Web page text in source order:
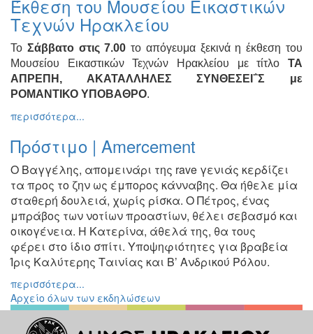
Ζωγραφική
Φωτογραφία
Τραγούδι
Μουσική
Κινηματογράφος
Χορός
Παζάρι
Ειδών
Συνέδρια
Ημερίδες
-
Διημερίδες
Σεμινάρια-
Διαλέξεις-
Ομιλίες
Διάφορες
Εκθέσεις
Έκθεση του Μουσείου Εικαστικών
Τεχνών Ηρακλείου
Το Σάββατο στις 7.00 το απόγευμα ξεκινά η έκθεση του
Μουσείου Εικαστικών Τεχνών Ηρακλείου με τίτλο ΤΑ
ΑΠΡΕΠΗ, ΑΚΑΤΑΛΛΗΛΕΣ ΣΥΝΘΕΣΕΙ΅Σ με
ΡΟΜΑΝΤΙΚΟ ΥΠΟΒΑΘΡΟ.
περισσότερα...
Πρόστιμο | Amercement
O Bαγγέλης, απομεινάρι της rave γενιάς κερδίζει
τα προς το ζην ως έμπορος κάνναβης. Θα ήθελε μία
σταθερή δουλειά, χωρίς ρίσκα. Ο Πέτρος, ένας
μπράβος των νοτίων προαστίων, θέλει σεβασμό και
οικογένεια. Η Κατερίνα, άθελά της, θα τους
φέρει στο ίδιο σπίτι. Υποψηφιότητες για βραβεία
Ίρις Καλύτερης Ταινίας και Β’ Ανδρικού Ρόλου.
περισσότερα...
Αρχείο όλων των εκδηλώσεων